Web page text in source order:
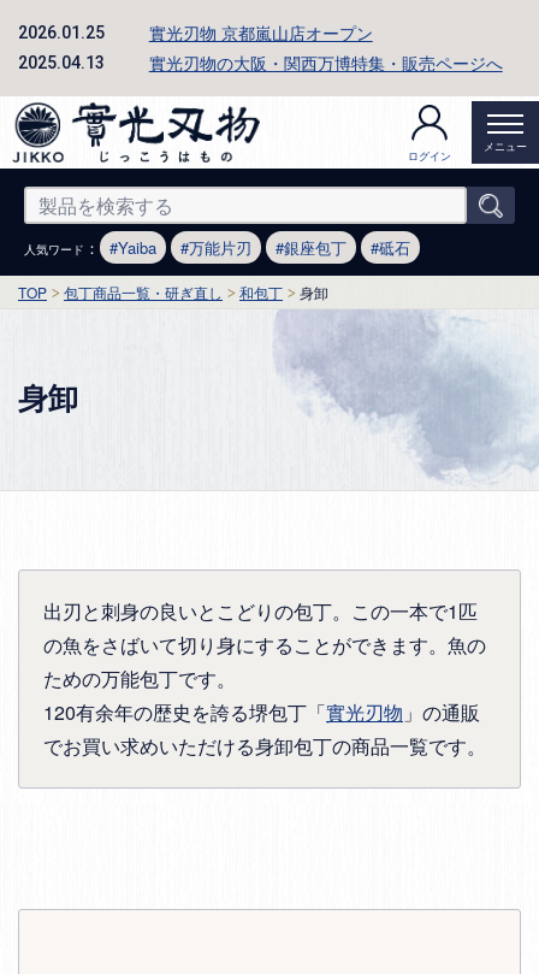
2026.01.25 實光刃物 京都嵐山店オープン
2025.04.13 實光刃物の大阪・関西万博特集・販売ページへ
ログイン
メニュー
人気ワード ： Yaiba 万能片刃 銀座包丁 砥石
TOP 包丁商品一覧・研ぎ直し 和包丁 身卸
身卸
出刃と刺身の良いとこどりの包丁。この一本で1匹
の魚をさばいて切り身にすることができます。魚の
ための万能包丁です。
120有余年の歴史を誇る堺包丁「實光刃物 」の通販
でお買い求めいただける身卸包丁の商品一覧です。